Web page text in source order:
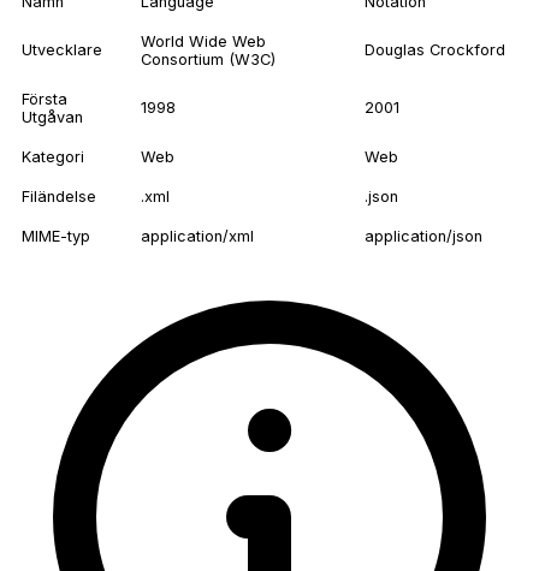
Utvecklare
World Wide Web
Consortium (W3C)
Douglas Crockford
Första
Utgåvan
1998 2001
Kategori Web Web
Filändelse .xml .json
MIME-typ application/xml application/json